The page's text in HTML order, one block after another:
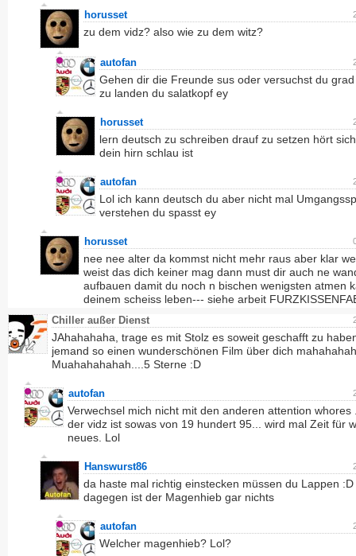
horusset
zu dem vidz? also wie zu dem witz?
autofan
Gehen dir die Freunde sus oder versuchst du
zu landen du salatkopf ey
horusset
lern deutsch zu schreiben drauf zu setzen hört
dein hirn schlau ist
autofan
Lol ich kann deutsch du aber nicht mal
verstehen du spasst ey
horusset
nee nee alter da kommst nicht mehr raus aber klar
weist das dich keiner mag dann must dir auch ne
aufbauen damit du noch n bischen wenigsten atmen
deinem scheiss leben--- siehe arbeit
Chiller außer Dienst
JAhahahaha, trage es mit Stolz es soweit geschafft zu
jemand so einen wunderschönen Film über dich
Muahahahahah....5 Sterne :D
autofan
Verwechsel mich nicht mit den anderen attention whores
der vidz ist sowas von 19 hundert 95... wird mal Zeit für
neues. Lol
Hanswurst86
da haste mal richtig einstecken müssen du Lappen :D
dagegen ist der Magenhieb gar nichts
autofan
Welcher magenhieb? Lol?